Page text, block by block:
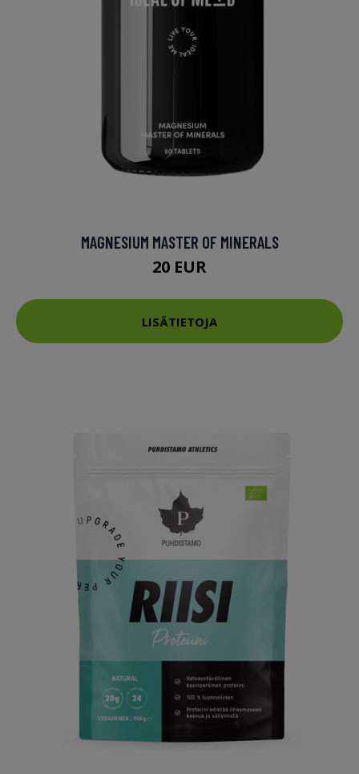
MAGNESIUM MASTER OF MINERALS
20 EUR
LISÄTIETOJA